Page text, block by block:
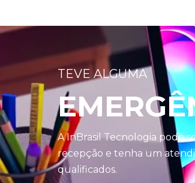
TEVE ALGUMA
A InBrasil Tecnologia pode
recepção e tenha um
qualificados.